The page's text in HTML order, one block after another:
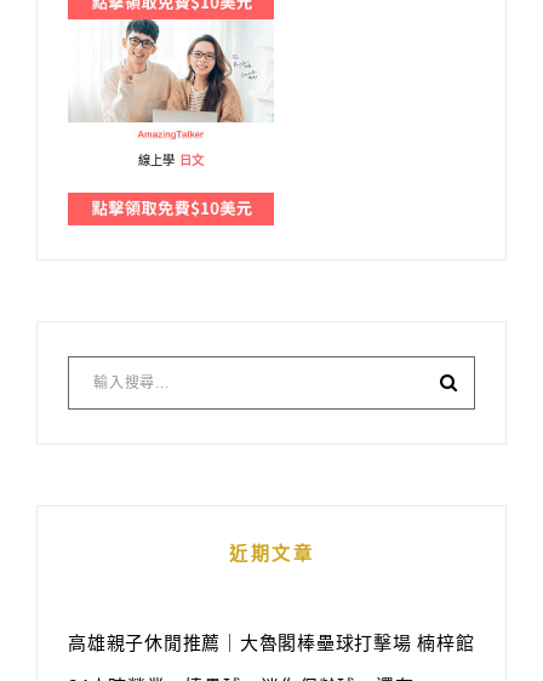
線上學 日文
近期文章
高雄親子休閒推薦｜大魯閣棒壘球打擊場 楠梓館